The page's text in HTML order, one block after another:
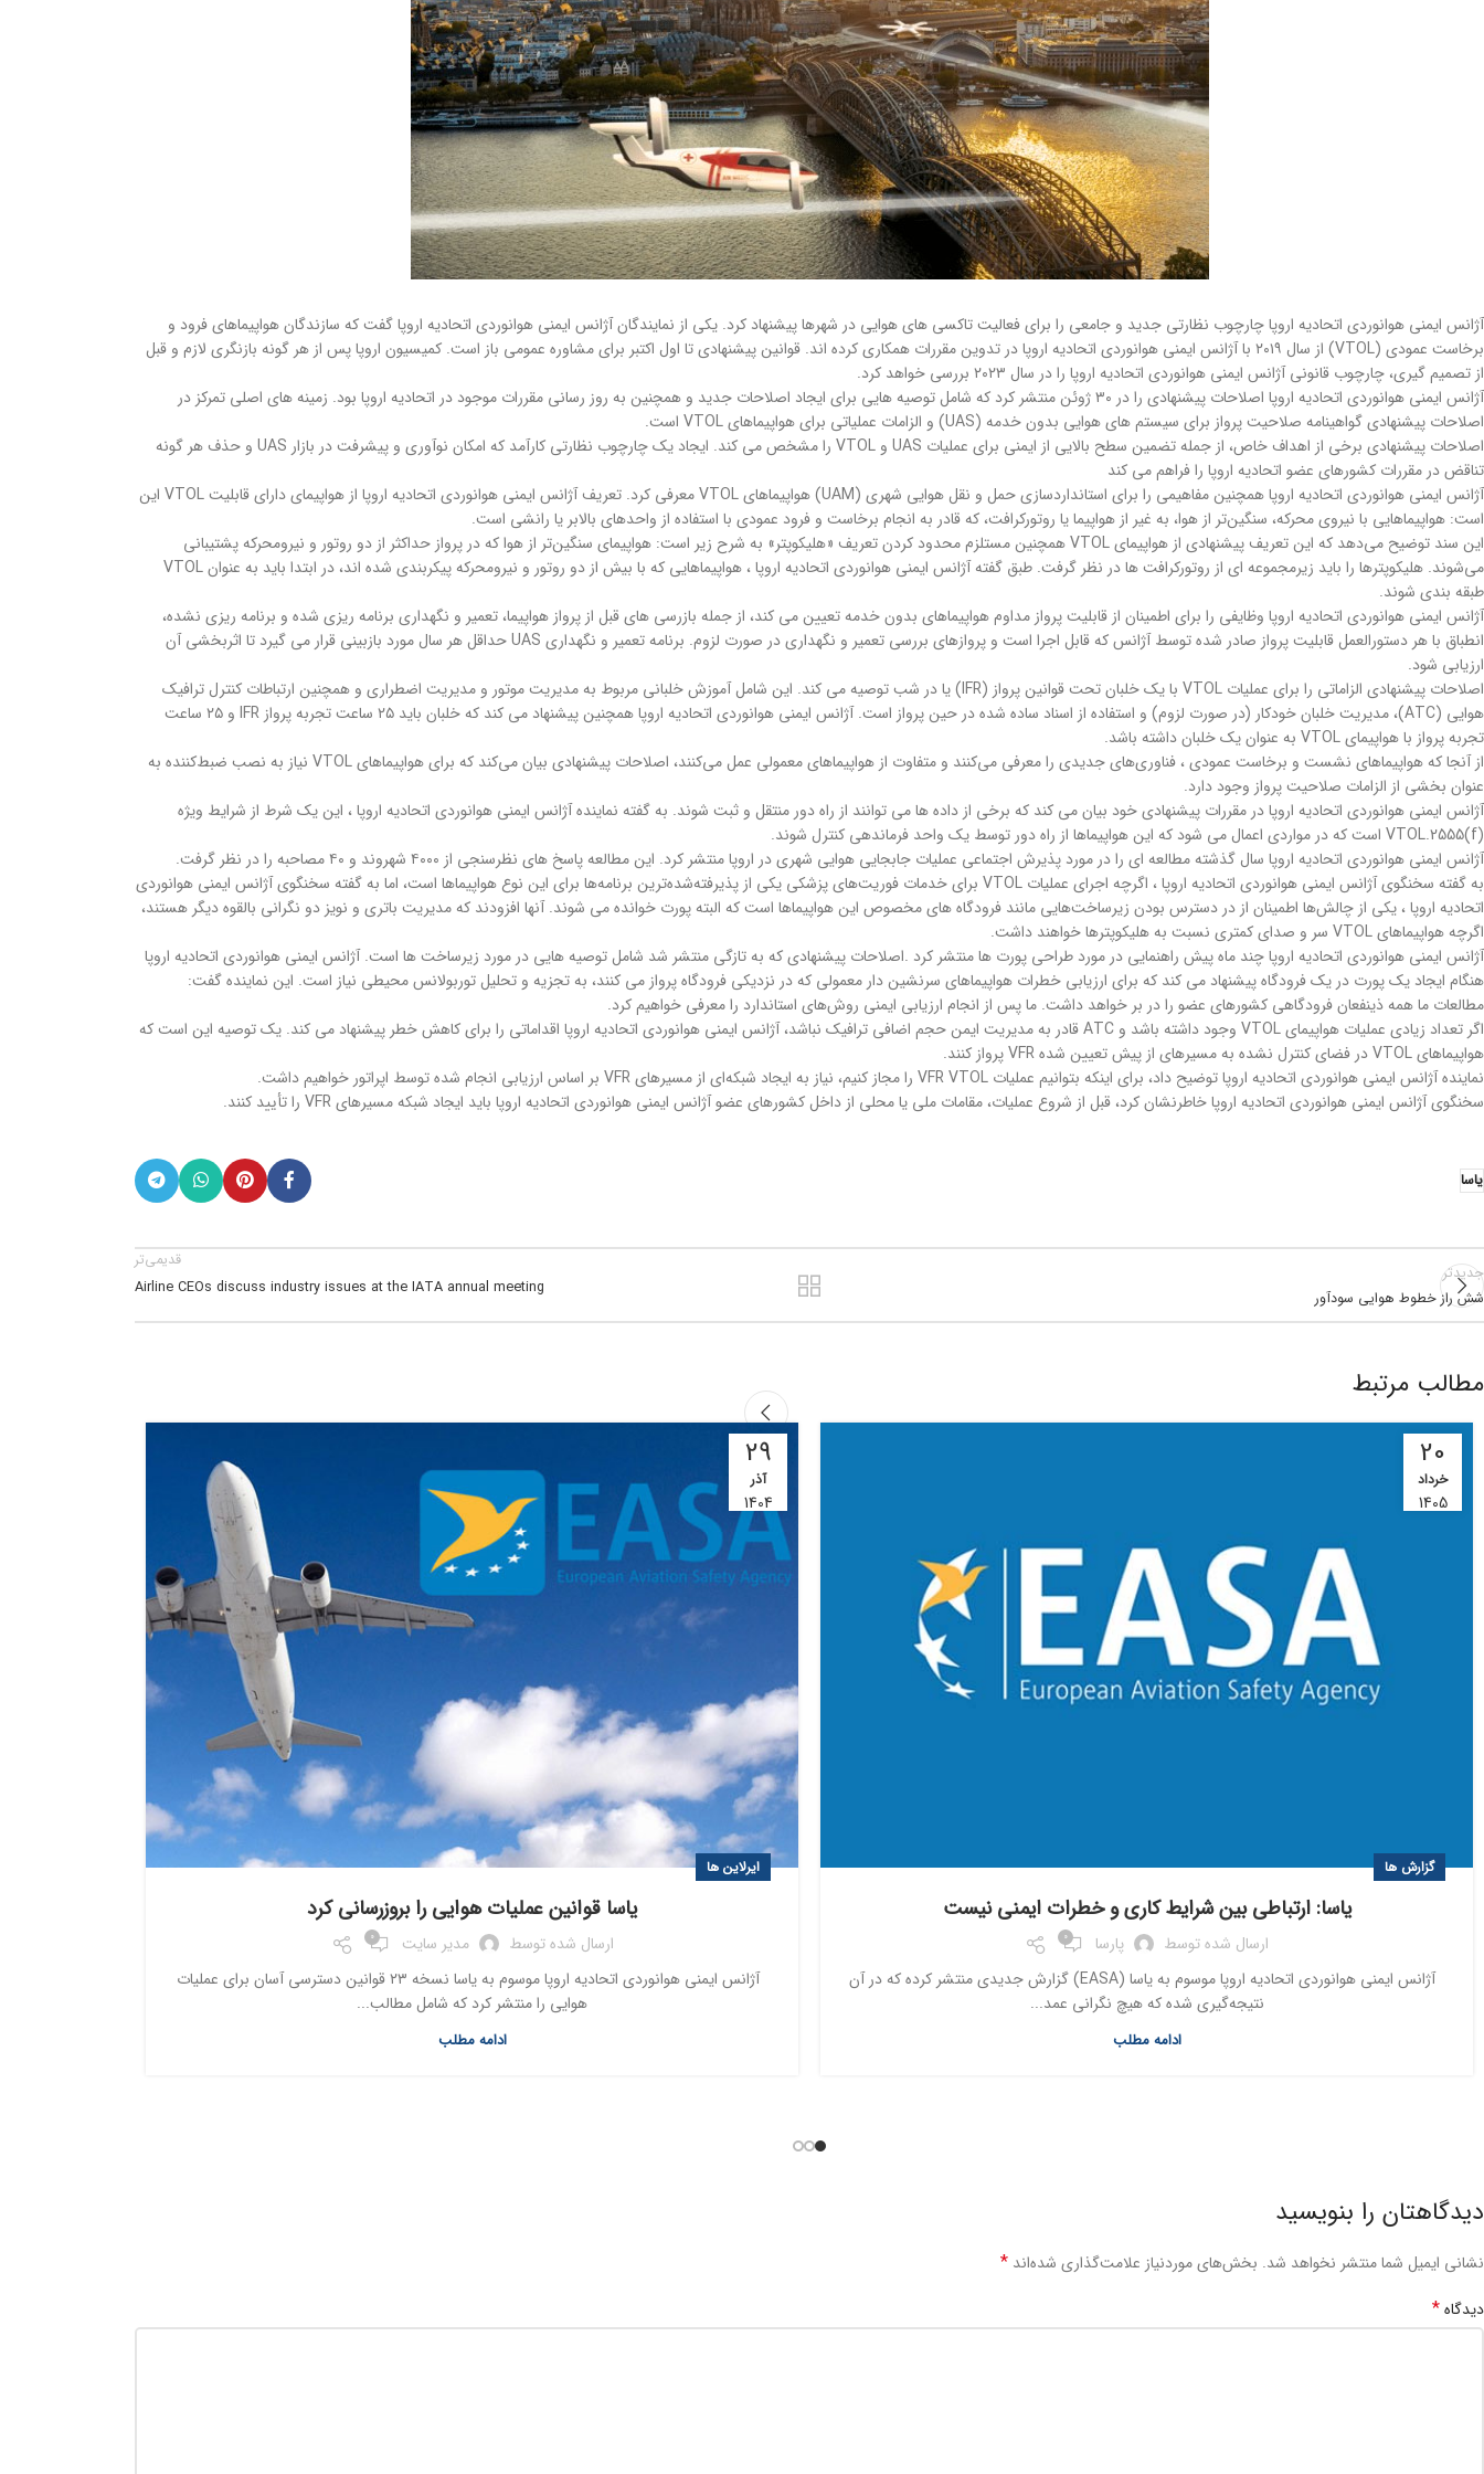
آژانس ایمنی هوانوردی اتحادیه اروپا چارچوب نظارتی جدید و جامعی را برای فعالیت تاکسی های هوایی در شهرها پیشنهاد کرد. یکی از نمایندگان آژانس ایمنی هوانوردی اتحادیه اروپا گفت که سازندگان هواپیماهای فرود و
برخاست عمودی (VTOL) از سال ۲۰۱۹ با آژانس ایمنی هوانوردی اتحادیه اروپا در تدوین مقررات همکاری کرده اند. قوانین پیشنهادی تا اول اکتبر برای مشاوره عمومی باز است. کمیسیون اروپا پس از هر گونه بازنگری لازم و قبل
از تصمیم گیری، چارچوب قانونی آژانس ایمنی هوانوردی اتحادیه اروپا را در سال ۲۰۲۳ بررسی خواهد کرد.
آژانس ایمنی هوانوردی اتحادیه اروپا اصلاحات پیشنهادی را در ۳۰ ژوئن منتشر کرد که شامل توصیه هایی برای ایجاد اصلاحات جدید و همچنین به روز رسانی مقررات موجود در اتحادیه اروپا بود. زمینه های اصلی تمرکز در
اصلاحات پیشنهادی گواهینامه صلاحیت پرواز برای سیستم های هوایی بدون خدمه (UAS) و الزامات عملیاتی برای هواپیماهای VTOL است.
اصلاحات پیشنهادی برخی از اهداف خاص، از جمله تضمین سطح بالایی از ایمنی برای عملیات UAS و VTOL را مشخص می کند. ایجاد یک چارچوب نظارتی کارآمد که امکان نوآوری و پیشرفت در بازار UAS و حذف هر گونه
تناقض در مقررات کشورهای عضو اتحادیه اروپا را فراهم می کند
آژانس ایمنی هوانوردی اتحادیه اروپا همچنین مفاهیمی را برای استانداردسازی حمل و نقل هوایی شهری (UAM) هواپیماهای VTOL معرفی کرد. تعریف آژانس ایمنی هوانوردی اتحادیه اروپا از هواپیمای دارای قابلیت VTOL این
است: هواپیماهایی با نیروی محرکه، سنگین‌تر از هوا، به غیر از هواپیما یا روتورکرافت، که قادر به انجام برخاست و فرود عمودی با استفاده از واحدهای بالابر یا رانشی است.
این سند توضیح می‌دهد که این تعریف پیشنهادی از هواپیمای VTOL همچنین مستلزم محدود کردن تعریف «هلیکوپتر» به شرح زیر است: هواپیمای سنگین‌تر از هوا که در پرواز حداکثر از دو روتور و نیرومحرکه پشتیبانی
می‌شوند. هلیکوپترها را باید زیرمجموعه ای از روتورکرافت ها در نظر گرفت. طبق گفته آژانس ایمنی هوانوردی اتحادیه اروپا ، هواپیماهایی که با بیش از دو روتور و نیرومحرکه پیکربندی شده اند، در ابتدا باید به عنوان VTOL
طبقه بندی شوند.
آژانس ایمنی هوانوردی اتحادیه اروپا وظایفی را برای اطمینان از قابلیت پرواز مداوم هواپیماهای بدون خدمه تعیین می کند، از جمله بازرسی های قبل از پرواز هواپیما، تعمیر و نگهداری برنامه ریزی شده و برنامه ریزی نشده،
انطباق با هر دستورالعمل قابلیت پرواز صادر شده توسط آژانس که قابل اجرا است و پروازهای بررسی تعمیر و نگهداری در صورت لزوم. برنامه تعمیر و نگهداری UAS حداقل هر سال مورد بازبینی قرار می گیرد تا اثربخشی آن
ارزیابی شود.
اصلاحات پیشنهادی الزاماتی را برای عملیات VTOL با یک خلبان تحت قوانین پرواز (IFR) یا در شب توصیه می کند. این شامل آموزش خلبانی مربوط به مدیریت موتور و مدیریت اضطراری و همچنین ارتباطات کنترل ترافیک
هوایی (ATC)، مدیریت خلبان خودکار (در صورت لزوم) و استفاده از اسناد ساده شده در حین پرواز است. آژانس ایمنی هوانوردی اتحادیه اروپا همچنین پیشنهاد می کند که خلبان باید ۲۵ ساعت تجربه پرواز IFR و ۲۵ ساعت
تجربه پرواز با هواپیمای VTOL به عنوان یک خلبان داشته باشد.
از آنجا که هواپیماهای نشست و برخاست عمودی ، فناوری‌های جدیدی را معرفی می‌کنند و متفاوت از هواپیماهای معمولی عمل می‌کنند، اصلاحات پیشنهادی بیان می‌کند که برای هواپیماهای VTOL نیاز به نصب ضبط‌کننده به
عنوان بخشی از الزامات صلاحیت پرواز وجود دارد.
آژانس ایمنی هوانوردی اتحادیه اروپا در مقررات پیشنهادی خود بیان می کند که برخی از داده ها می توانند از راه دور منتقل و ثبت شوند. به گفته نماینده آژانس ایمنی هوانوردی اتحادیه اروپا ، این یک شرط از شرایط ویژه
VTOL.2555(f) است که در مواردی اعمال می شود که این هواپیماها از راه دور توسط یک واحد فرماندهی کنترل شوند.
آژانس ایمنی هوانوردی اتحادیه اروپا سال گذشته مطالعه ای را در مورد پذیرش اجتماعی عملیات جابجایی هوایی شهری در اروپا منتشر کرد. این مطالعه پاسخ های نظرسنجی از ۴۰۰۰ شهروند و ۴۰ مصاحبه را در نظر گرفت.
به گفته سخنگوی آژانس ایمنی هوانوردی اتحادیه اروپا ، اگرچه اجرای عملیات VTOL برای خدمات فوریت‌های پزشکی یکی از پذیرفته‌شده‌ترین برنامه‌ها برای این نوع هواپیماها است، اما به گفته سخنگوی آژانس ایمنی هوانوردی
اتحادیه اروپا ، یکی از چالش‌ها اطمینان از در دسترس بودن زیرساخت‌هایی مانند فرودگاه های مخصوص این هواپیماها است که البته پورت خوانده می شوند. آنها افزودند که مدیریت باتری و نویز دو نگرانی بالقوه دیگر هستند،
اگرچه هواپیماهای VTOL سر و صدای کمتری نسبت به هلیکوپترها خواهند داشت.
آژانس ایمنی هوانوردی اتحادیه اروپا چند ماه پیش راهنمایی در مورد طراحی پورت ها منتشر کرد .اصلاحات پیشنهادی که به تازگی منتشر شد شامل توصیه هایی در مورد زیرساخت ها است. آژانس ایمنی هوانوردی اتحادیه اروپا
هنگام ایجاد یک پورت در یک فرودگاه پیشنهاد می کند که برای ارزیابی خطرات هواپیماهای سرنشین دار معمولی که در نزدیکی فرودگاه پرواز می کنند، به تجزیه و تحلیل توربولانس محیطی نیاز است. این نماینده گفت:
مطالعات ما همه ذینفعان فرودگاهی کشورهای عضو را در بر خواهد داشت. ما پس از انجام ارزیابی ایمنی روش‌های استاندارد را معرفی خواهیم کرد.
اگر تعداد زیادی عملیات هواپیمای VTOL وجود داشته باشد و ATC قادر به مدیریت ایمن حجم اضافی ترافیک نباشد، آژانس ایمنی هوانوردی اتحادیه اروپا اقداماتی را برای کاهش خطر پیشنهاد می کند. یک توصیه این است که
هواپیماهای VTOL در فضای کنترل نشده به مسیرهای از پیش تعیین شده VFR پرواز کنند.
نماینده آژانس ایمنی هوانوردی اتحادیه اروپا توضیح داد، برای اینکه بتوانیم عملیات VFR VTOL را مجاز کنیم، نیاز به ایجاد شبکه‌ای از مسیرهای VFR بر اساس ارزیابی انجام شده توسط اپراتور خواهیم داشت.
سخنگوی آژانس ایمنی هوانوردی اتحادیه اروپا خاطرنشان کرد، قبل از شروع عملیات، مقامات ملی یا محلی از داخل کشورهای عضو آژانس ایمنی هوانوردی اتحادیه اروپا باید ایجاد شبکه مسیرهای VFR را تأیید کنند.
یاسا
جدیدتر
شش راز خطوط هوایی سودآور
قدیمی‌تر
Airline CEOs discuss industry issues at the IATA annual meeting
مطالب مرتبط
20
خرداد
1405
گزارش ها
یاسا: ارتباطی بین شرایط کاری و خطرات ایمنی نیست
ارسال شده توسط پارسا 0
آژانس ایمنی هوانوردی اتحادیه اروپا موسوم به یاسا (EASA) گزارش جدیدی منتشر کرده که در آن
نتیجه‌گیری شده که هیچ نگرانی عمد...
ادامه مطلب
29
آذر
1404
ایرلاین ها
یاسا قوانین عملیات هوایی را بروزرسانی کرد
ارسال شده توسط مدیر سایت 0
آژانس ایمنی هوانوردی اتحادیه اروپا موسوم به یاسا نسخه ۲۳ قوانین دسترسی آسان برای عملیات
هوایی را منتشر کرد که شامل مطالب...
ادامه مطلب
دیدگاهتان را بنویسید
نشانی ایمیل شما منتشر نخواهد شد. بخش‌های موردنیاز علامت‌گذاری شده‌اند *
دیدگاه*